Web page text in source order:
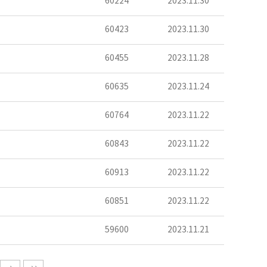
60423 2023.11.30
60455 2023.11.28
60635 2023.11.24
60764 2023.11.22
60843 2023.11.22
60913 2023.11.22
60851 2023.11.22
59600 2023.11.21